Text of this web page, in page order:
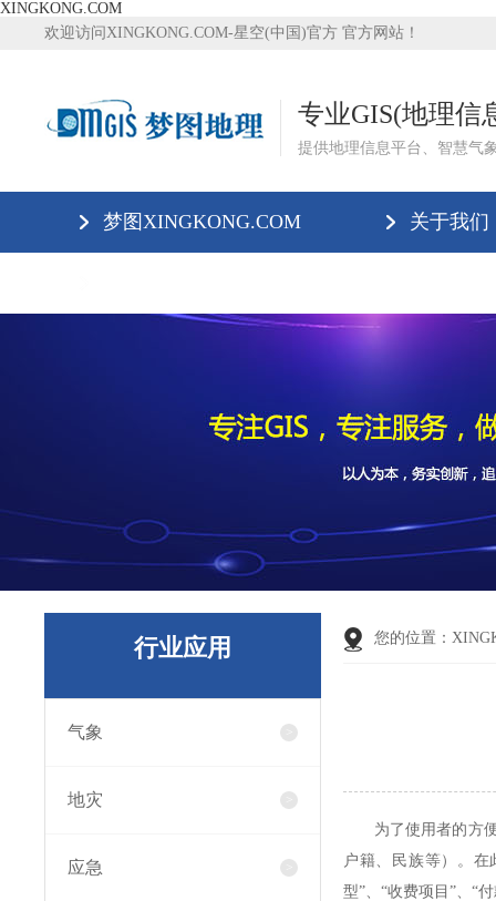
XINGKONG.COM
欢迎访问XINGKONG.COM-星空(中国)官方 官方网站！
专业GIS(地理信
提供地理信息平台、智慧气
梦图XINGKONG.COM 关于我们
行业应用
气象
地灾
应急
您的位置：
为了使用者的方
户籍、民族等）。
型”、“收费项目”、“